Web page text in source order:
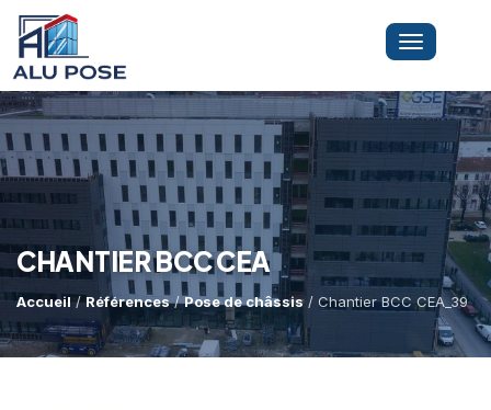
LA SOCIÉTÉ
PRESTATIONS
Dépannage Vitrages MINI-GRUE ARAIGNÉE
Toggle
CHANTIER BCC CEA
Accueil/Références/Pose de châssis/ Chantier BCC CEA_39